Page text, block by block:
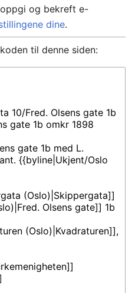
og bekreft e-
dine.
til denne siden: